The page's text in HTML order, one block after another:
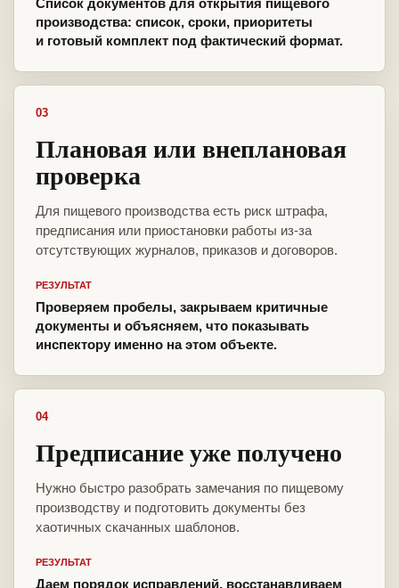
Список документов для открытия пищевого
производства: список, сроки, приоритеты
и готовый комплект под фактический формат.
03
Плановая или внеплановая
проверка
Для пищевого производства есть риск штрафа,
предписания или приостановки работы из-за
отсутствующих журналов, приказов и договоров.
РЕЗУЛЬТАТ
Проверяем пробелы, закрываем критичные
документы и объясняем, что показывать
инспектору именно на этом объекте.
04
Предписание уже получено
Нужно быстро разобрать замечания по пищевому
производству и подготовить документы без
хаотичных скачанных шаблонов.
РЕЗУЛЬТАТ
Даем порядок исправлений, восстанавливаем